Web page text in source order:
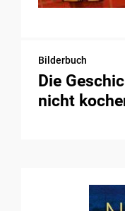
Bilderbuch
Die
nicht